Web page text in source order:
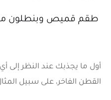
طقم قميص وبنطلون
أول ما يجذبك عند النظر إلى
القطن الفاخر، على سبيل